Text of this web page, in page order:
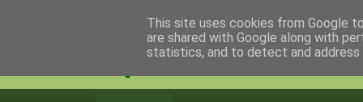
en bici por madrid
This site uses cookies from Google
are shared with Google along with
statistics, and to detect and address